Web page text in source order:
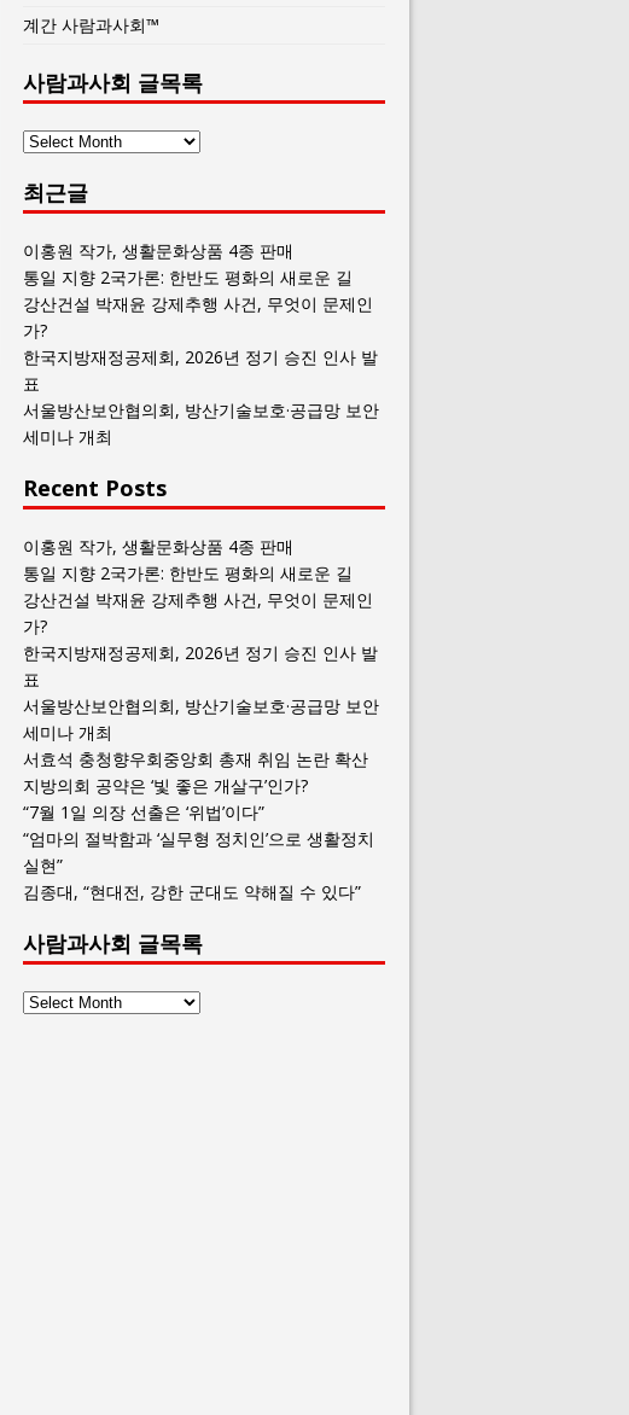
계간 사람과사회™
사람과사회 글목록
사
과
사
회
글
목
록
최근글
이홍원 작가, 생활문화상품 4종 판매
통일 지향 2국가론: 한반도 평화의 새로운 길
강산건설 박재윤 강제추행 사건, 무엇이 문제인
가?
한국지방재정공제회, 2026년 정기 승진 인사 발
표
서울방산보안협의회, 방산기술보호·공급망 보안
세미나 개최
Recent Posts
이홍원 작가, 생활문화상품 4종 판매
통일 지향 2국가론: 한반도 평화의 새로운 길
강산건설 박재윤 강제추행 사건, 무엇이 문제인
가?
한국지방재정공제회, 2026년 정기 승진 인사 발
표
서울방산보안협의회, 방산기술보호·공급망 보안
세미나 개최
서효석 충청향우회중앙회 총재 취임 논란 확산
지방의회 공약은 ‘빛 좋은 개살구’인가?
“7월 1일 의장 선출은 ‘위법’이다”
“엄마의 절박함과 ‘실무형 정치인’으로 생활정치
실현”
김종대, “현대전, 강한 군대도 약해질 수 있다”
사람과사회 글목록
사